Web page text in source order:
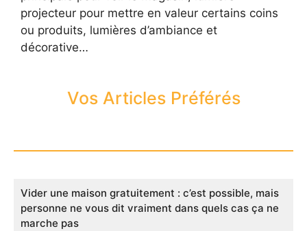
projecteur pour mettre en valeur certains coins
ou produits, lumières d’ambiance et
décorative…
Vos Articles Préférés
Vider une maison gratuitement : c’est possible, mais
personne ne vous dit vraiment dans quels cas ça ne
marche pas